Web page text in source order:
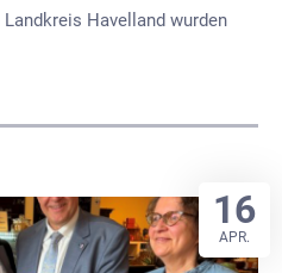
Havelland wurden
16
APR.